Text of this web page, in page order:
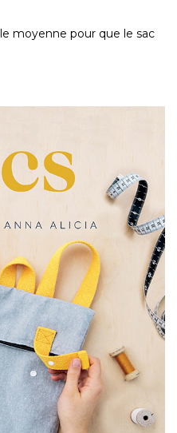
moyenne pour que le sac